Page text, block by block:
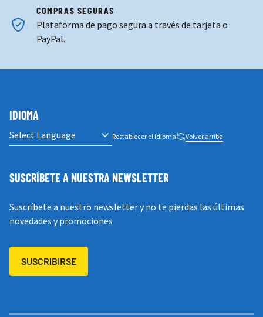
COMPRAS SEGURAS
Plataforma de pago segura a través de tarjeta o
PayPal.
IDIOMA
Restablecer el idioma Volver arriba
SUSCRÍBETE A NUESTRA NEWSLETTER
Suscríbete a nuestro newsletter y no te pierdas las últimas
novedades y promociones
SUSCRIBIRSE